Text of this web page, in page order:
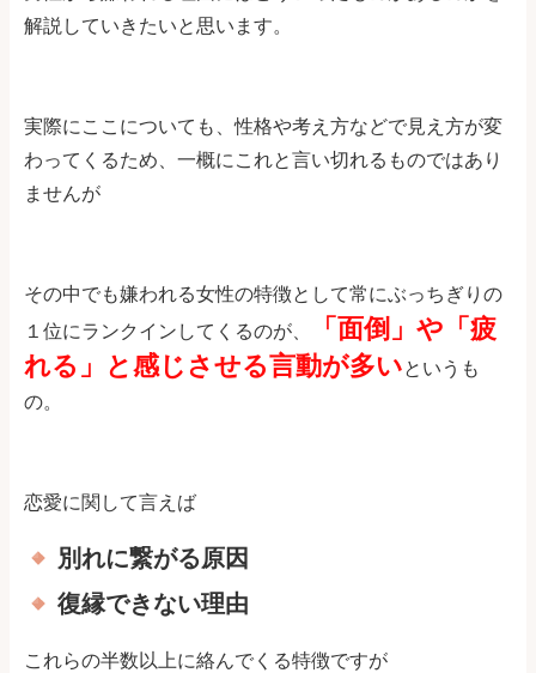
解説していきたいと思います。
実際にここについても、性格や考え方などで見え方が変
わってくるため、一概にこれと言い切れるものではあり
ませんが
その中でも嫌われる女性の特徴として常にぶっちぎりの
１位にランクインしてくるのが、
「面倒」や「疲
れる」と感じさせる言動が多いというも
の。
恋愛に関して言えば
別れに繋がる原因
復縁できない理由
これらの半数以上に絡んでくる特徴ですが